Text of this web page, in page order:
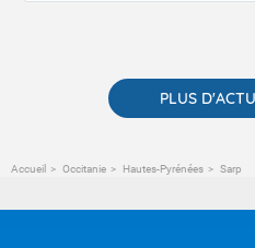
PLUS
Accueil Occitanie Hautes-Pyrénées Sarp